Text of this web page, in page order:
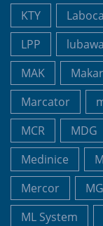
KTY
LPP
lubawa
MAK
Marcator
MCR
MDG
Medinice
Mercor
ML System